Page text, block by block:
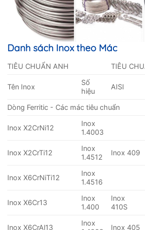
Danh sách Inox theo Mác
TIÊU CHUẨN ANH TIÊU
Tên Inox
Số
hiệu
AISI
Dòng Ferritic - Các mác tiêu chuẩn
Inox X2CrNi12
Inox
1.4003
Inox X2CrTi12
Inox
1.4512
Inox 409
Inox X6CrNiTi12
Inox
1.4516
Inox X6Cr13
Inox
1.400
Inox
410S
Inox X6CrAl13
Inox
Inox 405